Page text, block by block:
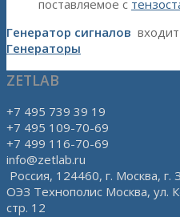
поставляемое с
Генератор сигналов
Генераторы
ZETLAB
+7 495 739 39 19
+7 495 109-70-69
+7 499 116-70-69
info@zetlab.ru
Россия, 124460, г. Москва,
ОЭЗ Технополис Москва, ул.
стр. 12